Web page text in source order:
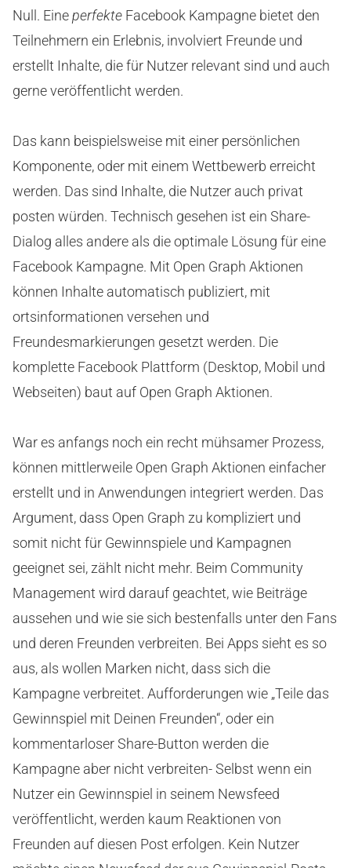
Null. Eineperfekte Facebook Kampagne bietet den
Teilnehmern ein Erlebnis, involviert Freunde und
erstellt Inhalte, die für Nutzer relevant sind und auch
gerne veröffentlicht werden.
Das kann beispielsweise mit einer persönlichen
Komponente, oder mit einem Wettbewerb erreicht
werden. Das sind Inhalte, die Nutzer auch privat
posten würden. Technisch gesehen ist ein Share-
Dialog alles andere als die optimale Lösung für eine
Facebook Kampagne. Mit Open Graph Aktionen
können Inhalte automatisch publiziert, mit
ortsinformationen versehen und
Freundesmarkierungen gesetzt werden. Die
komplette Facebook Plattform (Desktop, Mobil und
Webseiten) baut auf Open Graph Aktionen.
War es anfangs noch ein recht mühsamer Prozess,
können mittlerweile Open Graph Aktionen einfacher
erstellt und in Anwendungen integriert werden. Das
Argument, dass Open Graph zu kompliziert und
somit nicht für Gewinnspiele und Kampagnen
geeignet sei, zählt nicht mehr. Beim Community
Management wird darauf geachtet, wie Beiträge
aussehen und wie sie sich bestenfalls unter den Fans
und deren Freunden verbreiten. Bei Apps sieht es so
aus, als wollen Marken nicht, dass sich die
Kampagne verbreitet. Aufforderungen wie „Teile das
Gewinnspiel mit Deinen Freunden“, oder ein
kommentarloser Share-Button werden die
Kampagne aber nicht verbreiten- Selbst wenn ein
Nutzer ein Gewinnspiel in seinem Newsfeed
veröffentlicht, werden kaum Reaktionen von
Freunden auf diesen Post erfolgen. Kein Nutzer